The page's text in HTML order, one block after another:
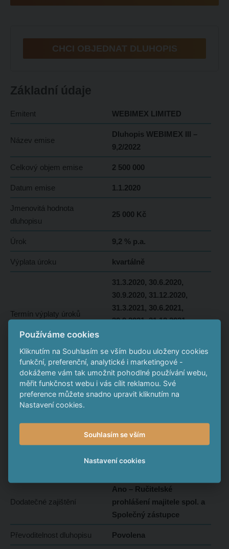
CHCI OBJEDNAT DLUHOPIS
Základní údaje
Emitent WEBIMEX LIMITED
Název emise
Dluhopis WEBIMEX III –
9,2/2022
Celkový objem emise 2 500 000
Datum emise 1.1.2020
Jmenovitá hodnota
dluhopisu
25 000 Kč
Úrok 9,2 % p.a.
Výplata úroku kvartálně
Termín výplaty úroků
31.3.2020, 30.6.2020,
30.9.2020, 31.12.2020,
31.3.2021, 30.6.2021,
30.9.2021, 31.12.2021,
30.9.2022 a 31.12.2022
Emisní kurz 100 %
Aktuální cena 1 dluhopisu 25 000 Kč
Konec upisovacího období
Typ nabídky Veřejná
Dodatečné zajištění
Ano – Ručitelské
prohlášení majitele spol. a
Společný zástupce
Převoditelnost dluhopisu Povolena
Používáme cookies
Kliknutím na Souhlasím se vším budou uloženy cookies
funkční, preferenční, analytické i marketingové -
dokážeme vám tak umožnit pohodlné používání webu,
měřit funkčnost webu i vás cílit reklamou. Své
preference můžete snadno upravit kliknutím na
Nastavení cookies.
Souhlasím se vším
Nastavení cookies